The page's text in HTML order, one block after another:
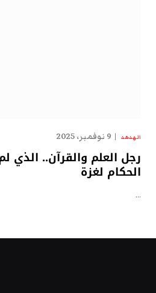
الهدهد 9 نوفمبر، 2025
رجل العلم والقرآن.. الذي
الحكام لغزة
…